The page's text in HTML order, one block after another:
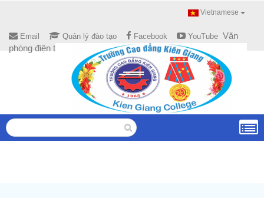
Vietnamese
Email Quản lý đào tạo Facebook YouTube Văn
phòng điện tử